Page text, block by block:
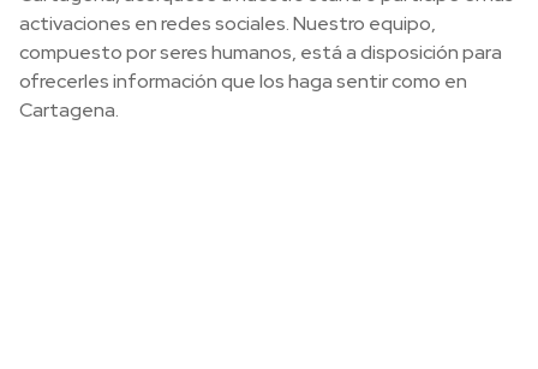
activaciones en redes sociales. Nuestro equipo,
compuesto por seres humanos, está a disposición para
ofrecerles información que los haga sentir como en
Cartagena.